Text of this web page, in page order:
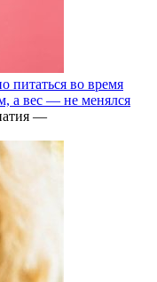
питаться во время
а вес — не менялся
—